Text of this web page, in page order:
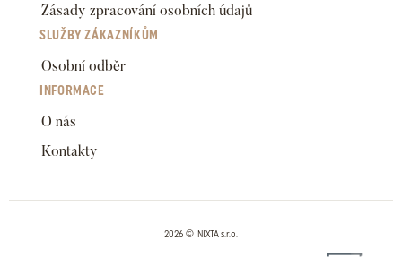
Zásady zpracování osobních údajů
SLUŽBY ZÁKAZNÍKŮM
Osobní odběr
INFORMACE
O nás
Kontakty
2026 © NIXTA s.r.o.